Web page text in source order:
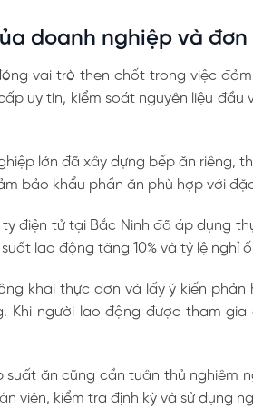
doanh nghiệp và
vai trò then chốt trong việc
uy tín, kiểm soát nguyên liệu đầu
lớn đã xây dựng bếp ăn riêng,
bảo khẩu phần ăn phù hợp với
điện tử tại Bắc Ninh đã áp dụng
lao động tăng 10% và tỷ lệ nghỉ
khai thực đơn và lấy ý kiến
Khi người lao động được tham
suất ăn cũng cần tuân thủ nghiêm
viên, kiểm tra định kỳ và sử dụng